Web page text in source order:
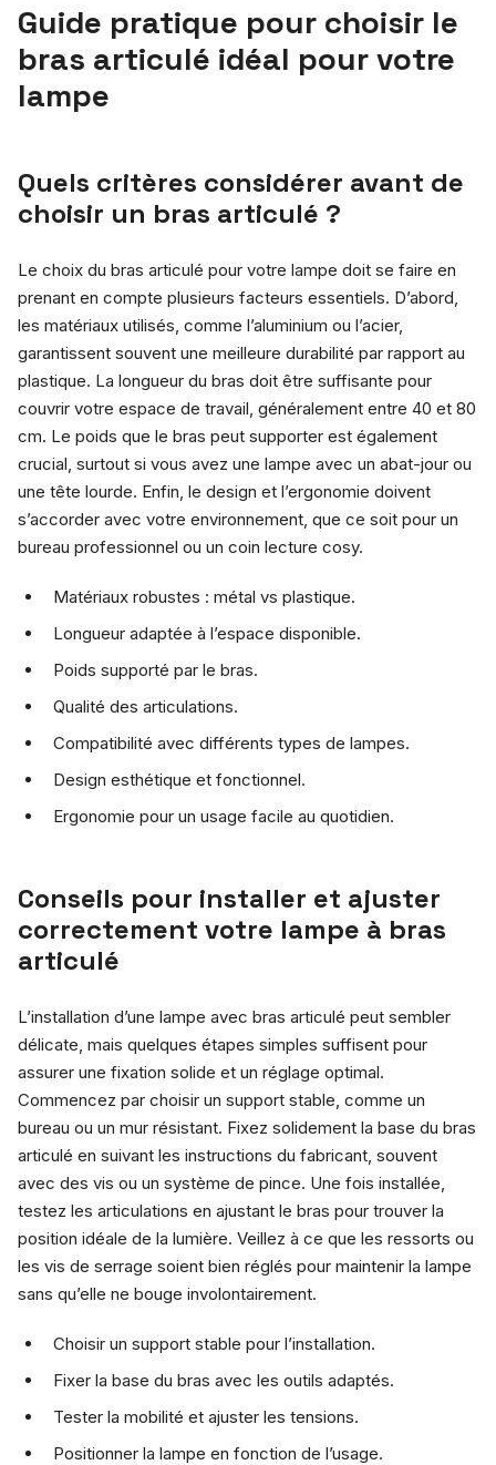
Guide pratique pour choisir le
bras articulé idéal pour votre
lampe
Quels critères considérer avant de
choisir un bras articulé ?
Le choix du bras articulé pour votre lampe doit se faire en
prenant en compte plusieurs facteurs essentiels. D’abord,
les matériaux utilisés, comme l’aluminium ou l’acier,
garantissent souvent une meilleure durabilité par rapport au
plastique. La longueur du bras doit être suffisante pour
couvrir votre espace de travail, généralement entre 40 et 80
cm. Le poids que le bras peut supporter est également
crucial, surtout si vous avez une lampe avec un abat-jour ou
une tête lourde. Enfin, le design et l’ergonomie doivent
s’accorder avec votre environnement, que ce soit pour un
bureau professionnel ou un coin lecture cosy.
Matériaux robustes : métal vs plastique.
Longueur adaptée à l’espace disponible.
Poids supporté par le bras.
Qualité des articulations.
Compatibilité avec différents types de lampes.
Design esthétique et fonctionnel.
Ergonomie pour un usage facile au quotidien.
Conseils pour installer et ajuster
correctement votre lampe à bras
articulé
L’installation d’une lampe avec bras articulé peut sembler
délicate, mais quelques étapes simples suffisent pour
assurer une fixation solide et un réglage optimal.
Commencez par choisir un support stable, comme un
bureau ou un mur résistant. Fixez solidement la base du bras
articulé en suivant les instructions du fabricant, souvent
avec des vis ou un système de pince. Une fois installée,
testez les articulations en ajustant le bras pour trouver la
position idéale de la lumière. Veillez à ce que les ressorts ou
les vis de serrage soient bien réglés pour maintenir la lampe
sans qu’elle ne bouge involontairement.
Choisir un support stable pour l’installation.
Fixer la base du bras avec les outils adaptés.
Tester la mobilité et ajuster les tensions.
Positionner la lampe en fonction de l’usage.